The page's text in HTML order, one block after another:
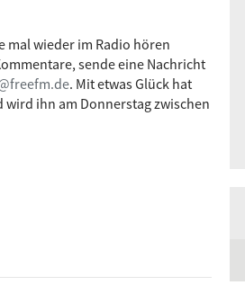
mal wieder im Radio hören
sende eine Nachricht
. Mit etwas Glück hat
ihn am Donnerstag zwischen